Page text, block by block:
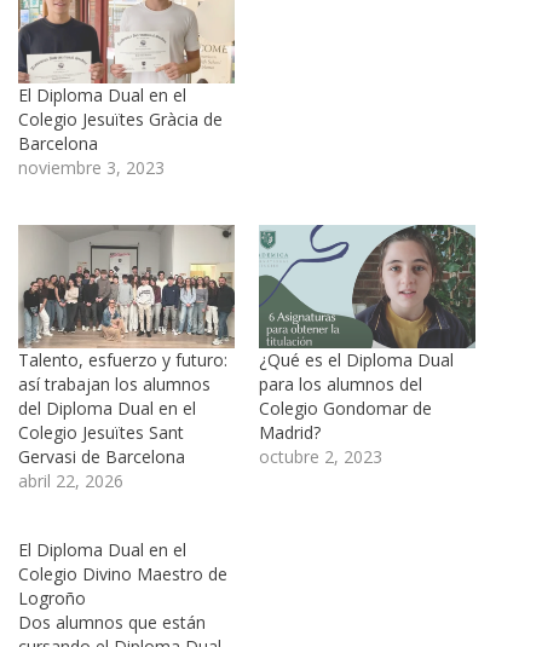
El Diploma Dual en el
Colegio Jesuïtes Gràcia de
Barcelona
noviembre 3, 2023
Talento, esfuerzo y futuro:
así trabajan los alumnos
del Diploma Dual en el
Colegio Jesuïtes Sant
Gervasi de Barcelona
abril 22, 2026
¿Qué es el Diploma Dual
para los alumnos del
Colegio Gondomar de
Madrid?
octubre 2, 2023
El Diploma Dual en el
Colegio Divino Maestro de
Logroño
Dos alumnos que están